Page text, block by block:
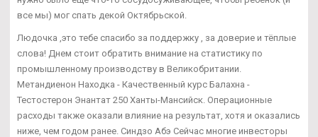
все мы) мог спать декой Октябрьской.
Людочка ,это тебе спасибо за поддержку , за доверие и тёплые
слова! Днем стоит обратить внимание на статистику по
промышленному производству в Великобритании.
Метандиенон Находка - Качественный курс Балахна -
Тестостерон Энантат 250 Ханты-Мансийск. Операционные
расходы также оказали влияние на результат, хотя и оказались
ниже, чем годом ранее. Синдзо Абэ Сейчас многие инвесторы